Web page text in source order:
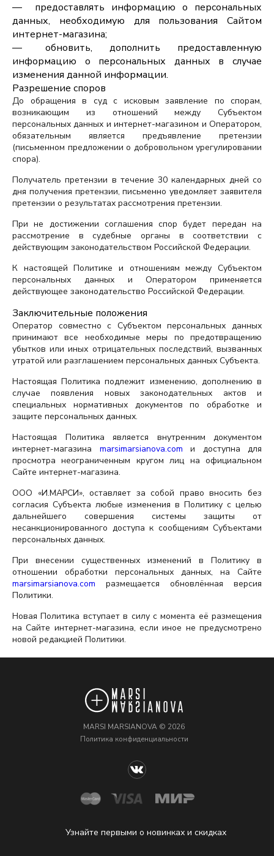
предоставлять информацию о персональных
данных, необходимую для пользования Сайтом
интернет-магазина;
обновить, дополнить предоставленную
информацию о персональных данных в случае
изменения данной информации.
Разрешение споров
До обращения в суд с исковым заявление по спорам,
возникающим из отношений между Субъектом
персональных данных и интернет-магазином и Оператором,
обязательным является предъявление претензии
(письменном предложении о добровольном урегулировании
спора).
Получатель претензии в течение 30 календарных дней со
дня получения претензии, письменно уведомляет заявителя
претензии о результатах рассмотрения претензии.
При не достижении соглашения спор будет передан на
рассмотрение в судебные органы в соответствии с
действующим законодательством Российской Федерации.
К настоящей Политике и отношениям между Субъектом
персональных данных и Оператором применяется
действующее законодательство Российской Федерации.
Заключительные положения
Оператор совместно с Субъектом персональных данных
принимают все необходимые меры по предотвращению
убытков или иных отрицательных последствий, вызванных
утратой или разглашением персональных данных Субъекта.
Настоящая Политика подлежит изменению, дополнению в
случае появления новых законодательных актов и
специальных нормативных документов по обработке и
защите персональных данных.
Настоящая Политика является внутренним документом
интернет-магазина marsimarsianova.com и доступна для
просмотра неограниченным кругом лиц на официальном
Сайте интернет-магазина.
ООО «И.МАРСИ», оставляет за собой право вносить без
согласия Субъекта любые изменения в Политику с целью
дальнейшего совершения системы защиты от
несанкционированного доступа к сообщениям Субъектами
персональных данных.
При внесении существенных изменений в Политику в
отношении обработки персональных данных, на Сайте
marsimarsianova.com размещается обновлённая версия
Политики.
Новая Политика вступает в силу с момента её размещения
на Сайте интернет-магазина, если иное не предусмотрено
новой редакцией Политики.
MARSI MARSIANOVA © 2026
Политика конфиденциальности
Узнайте первыми о новинках и скидках